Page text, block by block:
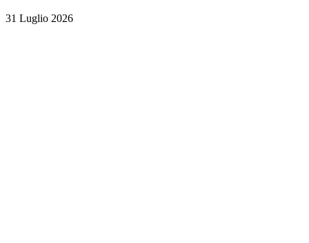
31 Luglio 2026